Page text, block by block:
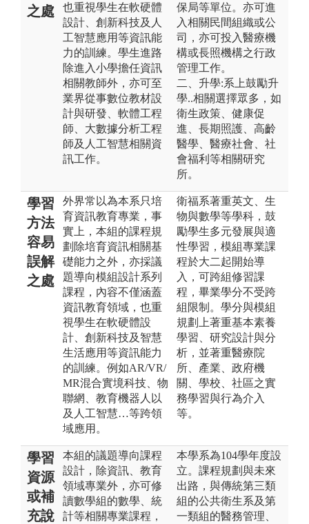
之處
也重視學生在軟硬體
設計、創新科技及人
工智慧應用等資訊能
力的訓練。學生進路
除進入小學擔任資訊
相關教師外，亦可至
業界從事數位教材設
計與研發、軟體工程
師、大數據分析工程
師及人工智慧相關資
訊工作。
保局等單位。亦可進
入相關民間組織或公
司，亦可投入醫療機
構或長照機構之行政
管理工作。
二、升學:系上鼓勵升
學..相關選擇眾多，如
衛生政策、健康促
進、長期照護、高齡
醫學、醫療社會、社
會福利等相關研究
所。
學習
方法
容易
誤解
之處
外界常以為本系只培
育資訊教育專業，事
實上，本組的課程規
劃除培育資訊相關基
礎能力之外，亦採議
題導向模組設計系列
課程，內容不僅涵蓋
資訊教育領域，也重
視學生在軟硬體設
計、創新科技及智慧
生活應用等資訊能力
的訓練。例如AR/VR/
MR混合實境科技、物
聯網、教育機器人以
及人工智慧…等跨領
域應用。
衛福系著重英文、生
物與數學等學科，鼓
勵學生多元發展與適
性學習，模組專業課
程於大二起開始導
入，可跨組修習課
程，畢業學分不受跨
組限制。學分與模組
規劃上著重基本素養
學習、研究設計與分
析，並著重醫療院
所、產業、政府機
關、學校、社區之實
務學習與行為介入
等。
學習
資源
或補
充說
本組的議題導向課程
設計，除資訊、教育
領域專業外，亦可修
讀數學組的數學、統
計等相關專業課程，
本學系為104學年度設
立。課程規劃與未來
出路，與傳統第三類
組的公共衛生系及第
一類組的醫務管理、